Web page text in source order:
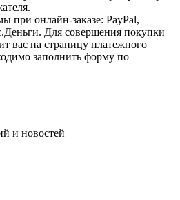
при онлайн-заказе: PayPal,
Для совершения покупки
вас на страницу платежного
заполнить форму по
и новостей